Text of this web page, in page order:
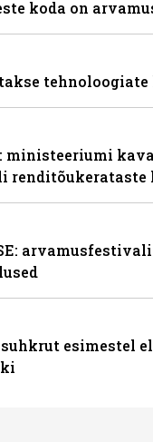
koda on
ministeeriumi
renditõukerataste
esimestel